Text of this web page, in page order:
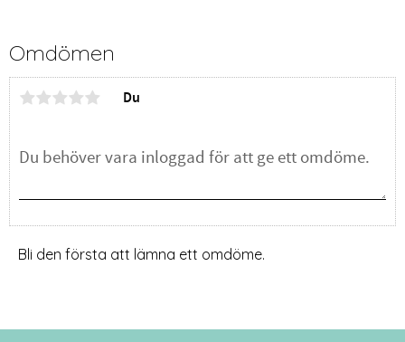
Omdömen
Du
Bli den första att lämna ett omdöme.